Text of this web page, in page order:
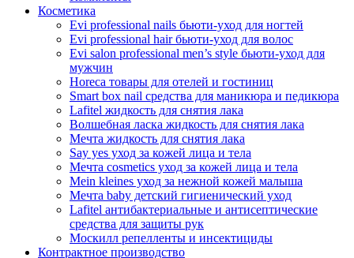
Косметика
Evi professional nails бьюти-уход для ногтей
Evi professional hair бьюти-уход для волос
Evi salon professional men’s style бьюти-уход для
мужчин
Horeca товары для отелей и гостиниц
Smart box nail средства для маникюра и педикюра
Lafitel жидкость для снятия лака
Волшебная ласка жидкость для снятия лака
Мечта жидкость для снятия лака
Say yes уход за кожей лица и тела
Мечта cosmetics уход за кожей лица и тела
Mein kleines уход за нежной кожей малыша
Мечта baby детский гигиенический уход
Lafitel антибактериальные и антисептические
средства для защиты рук
Москилл репелленты и инсектициды
Контрактное производство